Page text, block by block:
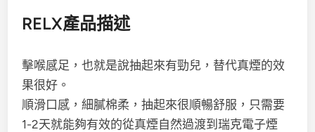
RELX產品描述
擊喉感足，也就是說抽起來有勁兒，替代真煙的效
果很好。
順滑口感，細膩棉柔，抽起來很順暢舒服，只需要
1-2天就能夠有效的從真煙自然過渡到瑞克電子煙